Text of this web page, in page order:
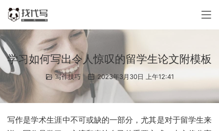
学习如何写出令人惊叹的留学生论文附模板
写作技巧 2023年3月30日 上午12:41
写作是学术生涯中不可或缺的一部分，尤其是对于留学生来